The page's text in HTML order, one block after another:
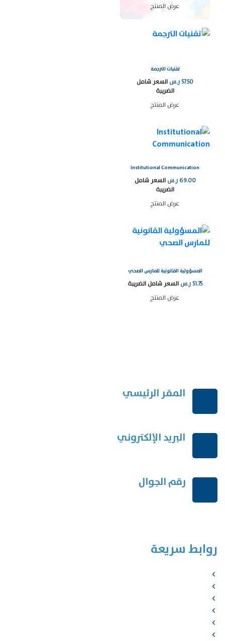
عرض المنتج
تقنيات الترجمة
57.50ر.س السعر شامل
الضريبة
عرض المنتج
Institutional Communication
69.00 ر.س السعر شامل
الضريبة
عرض المنتج
المسؤولية القانونية للمارس الصحي
51.75 ر.س السعر شامل الضريبة
عرض المنتج
المقر الرئيسي
البريد الإلكتروني
رقم الجوال
روابط سريعة